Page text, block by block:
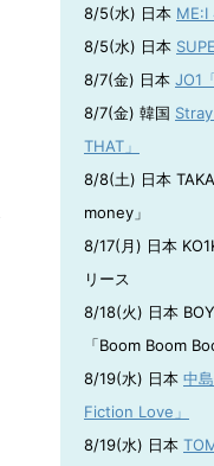
8/5(水) 日本 ME:I
8/5(水) 日本
8/7(金) 日本 JO1
8/7(金) 韓国
THAT」
8/8(土) 日本
money」
8/17(月) 日本
リース
8/18(火) 日本
「Boom Boom
8/19(水) 日本 中
Fiction Love」
8/19(水) 日本